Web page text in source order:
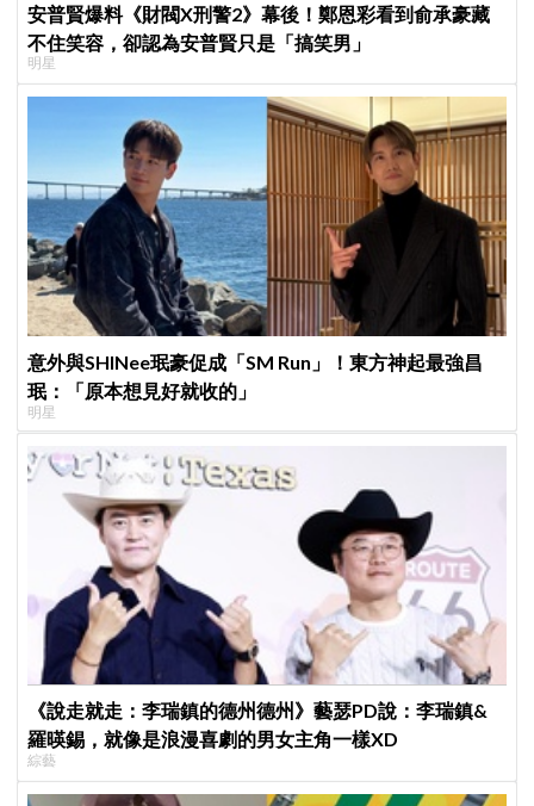
安普賢爆料《財閥X刑警2》幕後！鄭恩彩看到俞承豪藏
不住笑容，卻認為安普賢只是「搞笑男」
明星
意外與SHINee珉豪促成「SM Run」！東方神起最強昌
珉：「原本想見好就收的」
明星
《說走就走：李瑞鎮的德州德州》藝瑟PD說：李瑞鎮&
羅暎錫，就像是浪漫喜劇的男女主角一樣XD
綜藝